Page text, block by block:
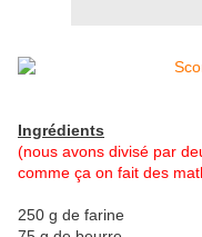
Ingrédients
(nous avons divisé par
comme ça on fait des
250 g de farine